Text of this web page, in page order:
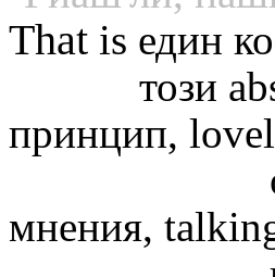
That is един
този
принцип,
мнения,